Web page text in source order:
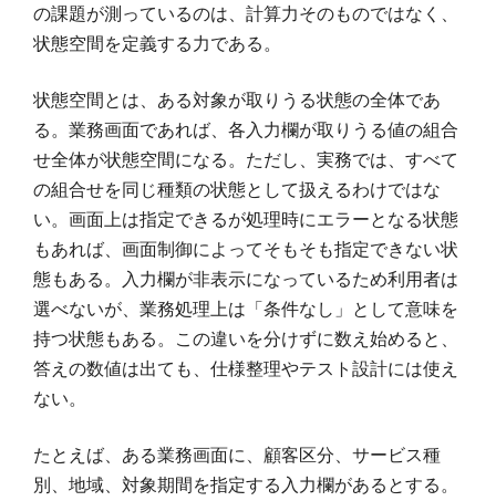
の課題が測っているのは、計算力そのものではなく、
状態空間を定義する力である。
状態空間とは、ある対象が取りうる状態の全体であ
る。業務画面であれば、各入力欄が取りうる値の組合
せ全体が状態空間になる。ただし、実務では、すべて
の組合せを同じ種類の状態として扱えるわけではな
い。画面上は指定できるが処理時にエラーとなる状態
もあれば、画面制御によってそもそも指定できない状
態もある。入力欄が非表示になっているため利用者は
選べないが、業務処理上は「条件なし」として意味を
持つ状態もある。この違いを分けずに数え始めると、
答えの数値は出ても、仕様整理やテスト設計には使え
ない。
たとえば、ある業務画面に、顧客区分、サービス種
別、地域、対象期間を指定する入力欄があるとする。